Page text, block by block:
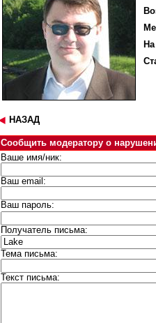
НАЗАД
Сообщить модератору о
Ваше имя/ник:
Ваш email:
Ваш пароль:
Получатель письма:
Тема письма:
Текст письма: